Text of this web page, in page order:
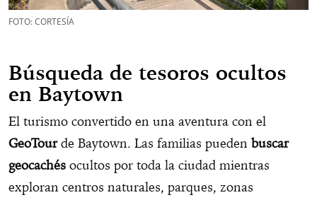
FOTO: CORTESÍA
Búsqueda de tesoros ocultos
en Baytown
El turismo convertido en una aventura con el
GeoTourde Baytown. Las familias pueden buscar
geocachés ocultos por toda la ciudad mientras
exploran centros naturales, parques, zonas